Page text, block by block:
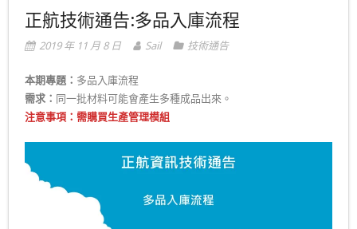
顧問專欄
關於沃德
聯絡我們
隱私權政策
正航技術通告:多品入庫流程
2019 年 11 月 8 日 Sail 技術通告
本期專題： 多品入庫流程
需求： 同一批材料可能會產生多種成品出來。
注意事項：需購買生產管理模組